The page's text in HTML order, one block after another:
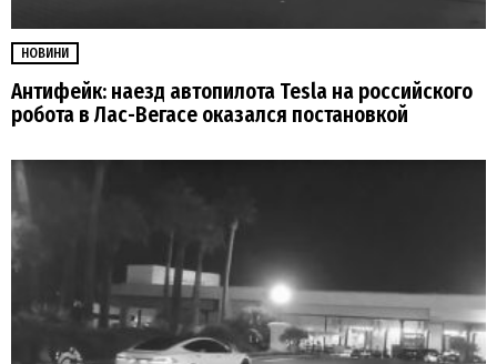
НОВИНИ
Антифейк: наезд автопилота Tesla на российского
робота в Лас-Вегасе оказался постановкой